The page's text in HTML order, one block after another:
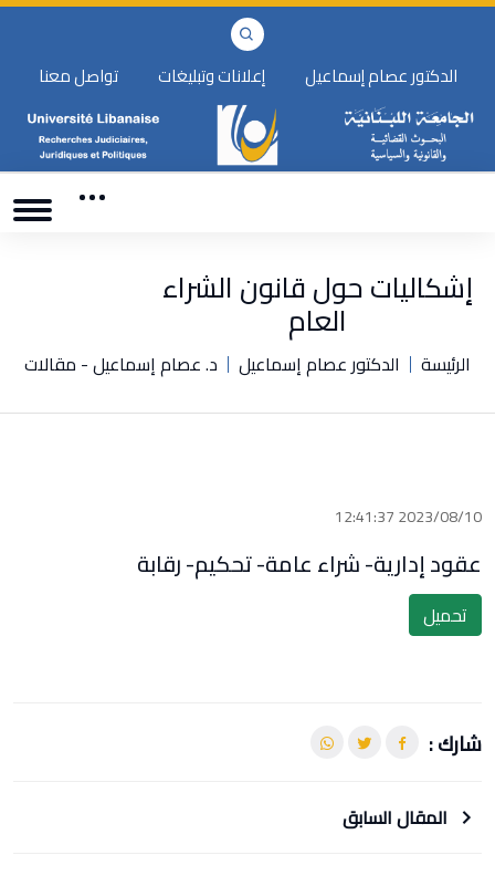
الدكتور عصام إسماعيل إعلانات وتبليغات تواصل معنا
إشكاليات حول قانون الشراء
العام
الرئيسة الدكتور عصام إسماعيل د. عصام إسماعيل - مقالات
2023/08/10 12:41:37
عقود إدارية- شراء عامة- تحكيم- رقابة
تحميل
شارك :
المقال السابق